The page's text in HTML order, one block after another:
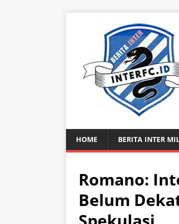
HOME BERITA INTER
Romano:
Belum